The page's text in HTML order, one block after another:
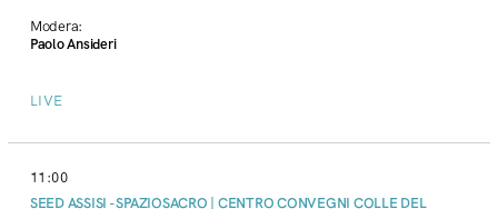
Modera:
Paolo Ansideri
LIVE
11:00
SEED ASSISI - SPAZIOSACRO | CENTRO CONVEGNI COLLE DEL